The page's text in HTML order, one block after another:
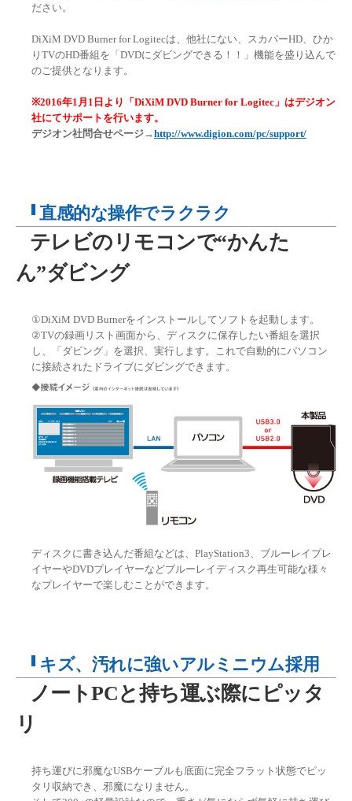
ださい。
DiXiM DVD Burner for Logitecは、他社にない、スカパーHD、ひか
りTVのHD番組を「DVDにダビングできる！！」機能を盛り込んで
のご提供となります。
※2016年1月1日より「DiXiM DVD Burner for Logitec」はデジオン
社にてサポートを行います。
デジオン社問合せページ→http://www.digion.com/pc/support/
直感的な操作でラクラク
テレビのリモコンで“かんた
ん”ダビング
①DiXiM DVD Burnerをインストールしてソフトを起動します。
②TVの録画リスト画面から、ディスクに保存したい番組を選択
し、「ダビング」を選択、実行します。これで自動的にパソコン
に接続されたドライブにダビングできます。
ディスクに書き込んだ番組などは、PlayStation3、ブルーレイプレ
イヤーやDVDプレイヤーなどブルーレイディスク再生可能な様々
なプレイヤーで楽しむことができます。
キズ、汚れに強いアルミニウム採用
ノートPCと持ち運ぶ際にピッタ
リ
持ち運びに邪魔なUSBケーブルも底面に完全フラット状態でピッ
タリ収納でき、邪魔になりません。